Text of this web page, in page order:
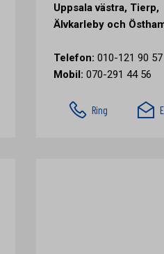
Uppsala västra, Tierp,
Älvkarleby och
Telefon: 010-121 90 57
Mobil: 070-291 44 56
Ring